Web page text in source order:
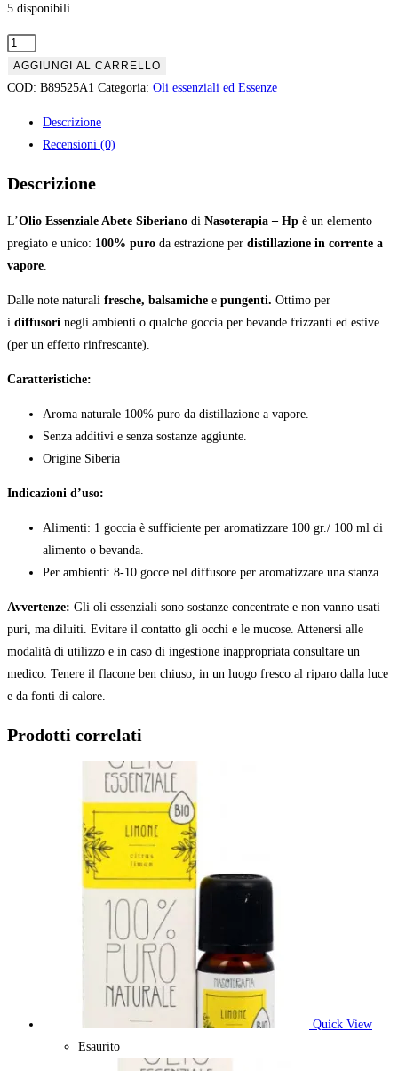
5 disponibili
Nasoterapia
Nasoterapia
Olio
siberiano
quantità
AGGIUNGI AL CARRELLO
COD: B89525A1 Categoria: Oli essenziali ed Essenze
Descrizione
Recensioni (0)
Descrizione
L’Olio Essenziale Abete Siberiano di Nasoterapia – Hp è un elemento
pregiato e unico: 100% puro da estrazione per distillazione in corrente a
vapore.
Dalle note naturali fresche, balsamiche e pungenti. Ottimo per
i diffusori negli ambienti o qualche goccia per bevande frizzanti ed estive
(per un effetto rinfrescante).
Caratteristiche:
Aroma naturale 100% puro da distillazione a vapore.
Senza additivi e senza sostanze aggiunte.
Origine Siberia
Indicazioni d’uso:
Alimenti: 1 goccia è sufficiente per aromatizzare 100 gr./ 100 ml di
alimento o bevanda.
Per ambienti: 8-10 gocce nel diffusore per aromatizzare una stanza.
Avvertenze: Gli oli essenziali sono sostanze concentrate e non vanno usati
puri, ma diluiti. Evitare il contatto gli occhi e le mucose. Attenersi alle
modalità di utilizzo e in caso di ingestione inappropriata consultare un
medico. Tenere il flacone ben chiuso, in un luogo fresco al riparo dalla luce
e da fonti di calore.
Prodotti correlati
Quick View
Esaurito